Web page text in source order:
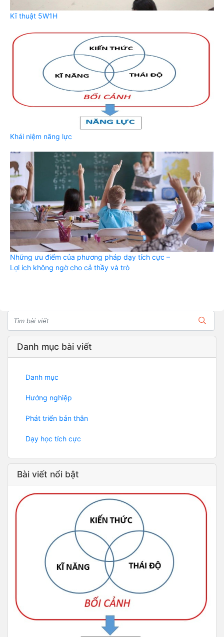
Kĩ thuật 5W1H
Khái niệm năng lực
Những ưu điểm của phương pháp dạy tích cực –
Lợi ích không ngờ cho cả thầy và trò
Danh mục bài viết
Danh mục
Hướng nghiệp
Phát triển bản thân
Dạy học tích cực
Bài viết nổi bật